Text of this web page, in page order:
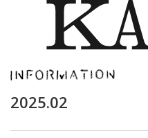
2025.02